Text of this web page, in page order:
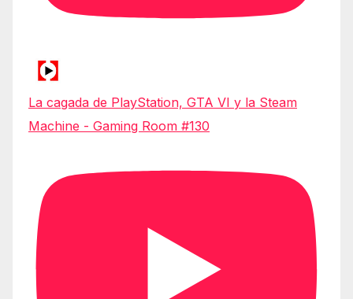
La cagada de PlayStation, GTA VI y la Steam
Machine - Gaming Room #130